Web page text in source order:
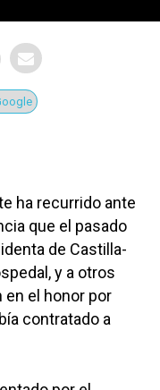
ha recurrido ante
que el pasado
de Castilla-
y a otros
el honor por
contratado a